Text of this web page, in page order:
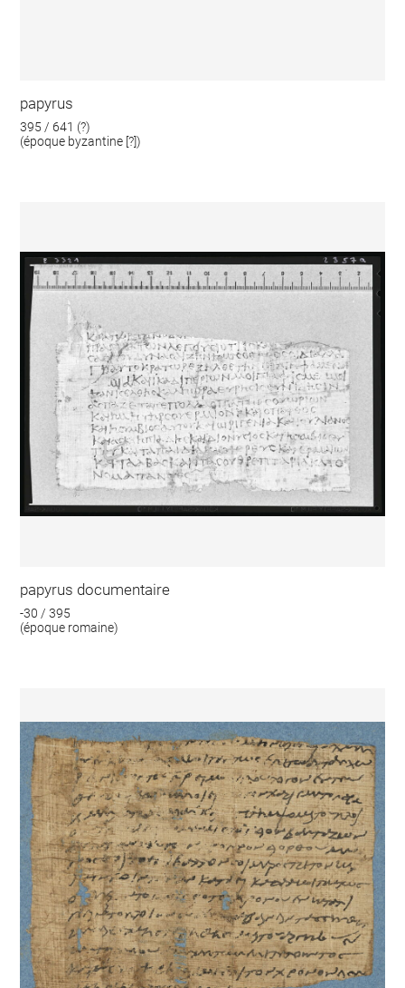
papyrus
395 / 641 (?)
(époque byzantine [?])
papyrus documentaire
-30 / 395
(époque romaine)